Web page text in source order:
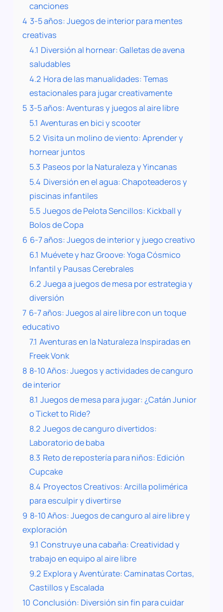
canciones
4 3-5 años: Juegos de interior para mentes
creativas
4.1 Diversión al hornear: Galletas de avena
saludables
4.2 Hora de las manualidades: Temas
estacionales para jugar creativamente
5 3-5 años: Aventuras y juegos al aire libre
5.1 Aventuras en bici y scooter
5.2 Visita un molino de viento: Aprender y
hornear juntos
5.3 Paseos por la Naturaleza y Yincanas
5.4 Diversión en el agua: Chapoteaderos y
piscinas infantiles
5.5 Juegos de Pelota Sencillos: Kickball y
Bolos de Copa
6 6-7 años: Juegos de interior y juego creativo
6.1 Muévete y haz Groove: Yoga Cósmico
Infantil y Pausas Cerebrales
6.2 Juega a juegos de mesa por estrategia y
diversión
7 6-7 años: Juegos al aire libre con un toque
educativo
7.1 Aventuras en la Naturaleza Inspiradas en
Freek Vonk
8 8-10 Años: Juegos y actividades de canguro
de interior
8.1 Juegos de mesa para jugar: ¿Catán Junior
o Ticket to Ride?
8.2 Juegos de canguro divertidos:
Laboratorio de baba
8.3 Reto de repostería para niños: Edición
Cupcake
8.4 Proyectos Creativos: Arcilla polimérica
para esculpir y divertirse
9 8-10 Años: Juegos de canguro al aire libre y
exploración
9.1 Construye una cabaña: Creatividad y
trabajo en equipo al aire libre
9.2 Explora y Aventúrate: Caminatas Cortas,
Castillos y Escalada
10 Conclusión: Diversión sin fin para cuidar